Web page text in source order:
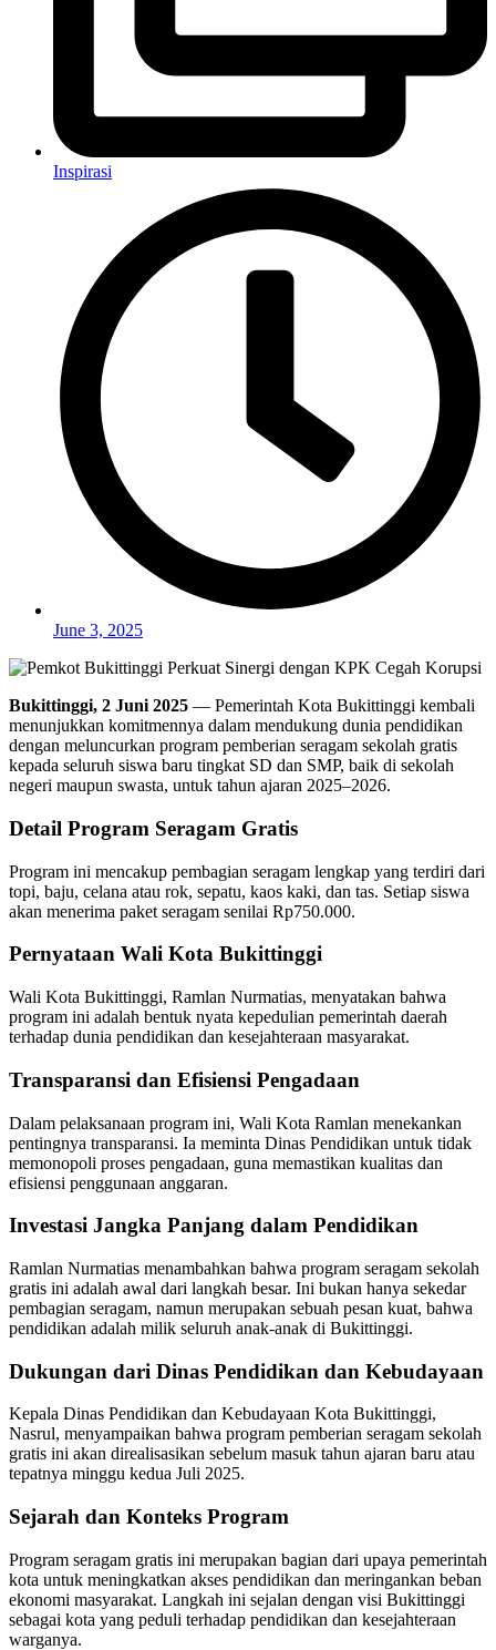
Inspirasi
June 3, 2025
Bukittinggi, 2 Juni 2025 — Pemerintah Kota Bukittinggi kembali
menunjukkan komitmennya dalam mendukung dunia pendidikan
dengan meluncurkan program pemberian seragam sekolah gratis
kepada seluruh siswa baru tingkat SD dan SMP, baik di sekolah
negeri maupun swasta, untuk tahun ajaran 2025–2026.
Detail Program Seragam Gratis
Program ini mencakup pembagian seragam lengkap yang terdiri dari
topi, baju, celana atau rok, sepatu, kaos kaki, dan tas. Setiap siswa
akan menerima paket seragam senilai Rp750.000.
Pernyataan Wali Kota Bukittinggi
Wali Kota Bukittinggi, Ramlan Nurmatias, menyatakan bahwa
program ini adalah bentuk nyata kepedulian pemerintah daerah
terhadap dunia pendidikan dan kesejahteraan masyarakat.
Transparansi dan Efisiensi Pengadaan
Dalam pelaksanaan program ini, Wali Kota Ramlan menekankan
pentingnya transparansi. Ia meminta Dinas Pendidikan untuk tidak
memonopoli proses pengadaan, guna memastikan kualitas dan
efisiensi penggunaan anggaran.
Investasi Jangka Panjang dalam Pendidikan
Ramlan Nurmatias menambahkan bahwa program seragam sekolah
gratis ini adalah awal dari langkah besar. Ini bukan hanya sekedar
pembagian seragam, namun merupakan sebuah pesan kuat, bahwa
pendidikan adalah milik seluruh anak-anak di Bukittinggi.
Dukungan dari Dinas Pendidikan dan Kebudayaan
Kepala Dinas Pendidikan dan Kebudayaan Kota Bukittinggi,
Nasrul, menyampaikan bahwa program pemberian seragam sekolah
gratis ini akan direalisasikan sebelum masuk tahun ajaran baru atau
tepatnya minggu kedua Juli 2025.
Sejarah dan Konteks Program
Program seragam gratis ini merupakan bagian dari upaya pemerintah
kota untuk meningkatkan akses pendidikan dan meringankan beban
ekonomi masyarakat. Langkah ini sejalan dengan visi Bukittinggi
sebagai kota yang peduli terhadap pendidikan dan kesejahteraan
warganya.